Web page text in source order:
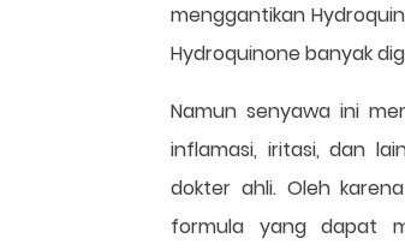
menggantikan
Hydroquinone banyak
Namun senyawa ini
inflamasi, iritasi, dan
dokter ahli. Oleh
formula yang dapat